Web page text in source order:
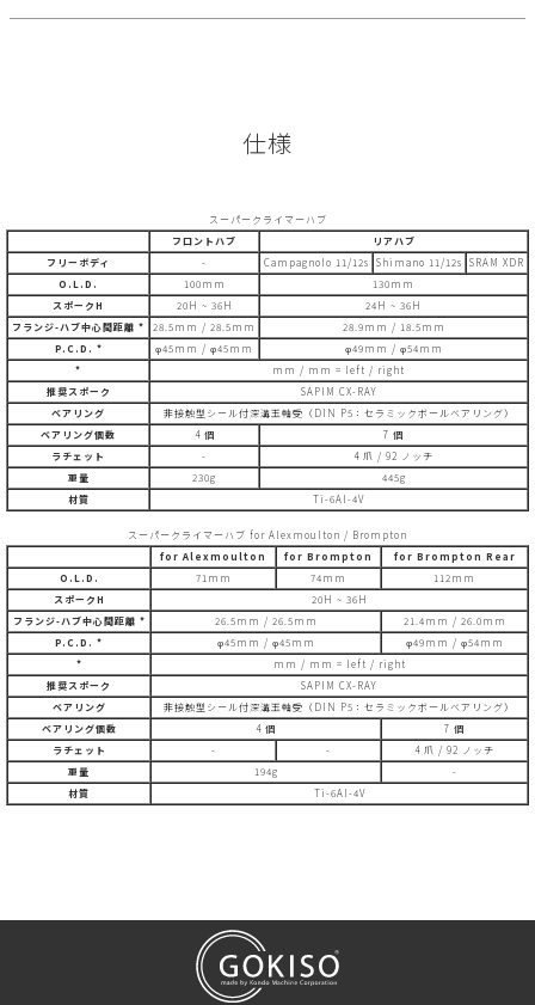
仕様
スーパークライマーハブ
フロントハブ
リアハブ
フリーボディ
- Campagnolo 11/12s Shimano 11/12s
SRAM XDR
O.L.D.
100mm
130mm
スポークH
20H ~ 36H
24H ~ 36H
フランジ-ハブ中心間距離 *
28.5mm / 28.5mm
28.9mm / 18.5mm
P.C.D. *
φ45mm / φ45mm
φ49mm / φ54mm
*
mm / mm = left / right
推奨スポーク
SAPIM CX-RAY
ベアリング
非接触型シール付深溝玉軸受（DIN P5：セラミックボールベアリング）
ベアリング個数
4 個
7 個
ラチェット
-
4 爪 / 92 ノッチ
重量
230g
445g
材質
Ti-6Al-4V
スーパークライマーハブ for Alexmoulton / Brompton
for Alexmoulton
for Brompton
for Brompton Rear
O.L.D.
71mm 74mm
112mm
スポークH
20H ~ 36H
フランジ-ハブ中心間距離 *
26.5mm / 26.5mm
21.4mm / 26.0mm
P.C.D. *
φ45mm / φ45mm
φ49mm / φ54mm
*
mm / mm = left / right
推奨スポーク
SAPIM CX-RAY
ベアリング
非接触型シール付深溝玉軸受（DIN P5：セラミックボールベアリング）
ベアリング個数
4 個
7 個
ラチェット
- -
4 爪 / 92 ノッチ
重量
194g
-
材質
Ti-6Al-4V